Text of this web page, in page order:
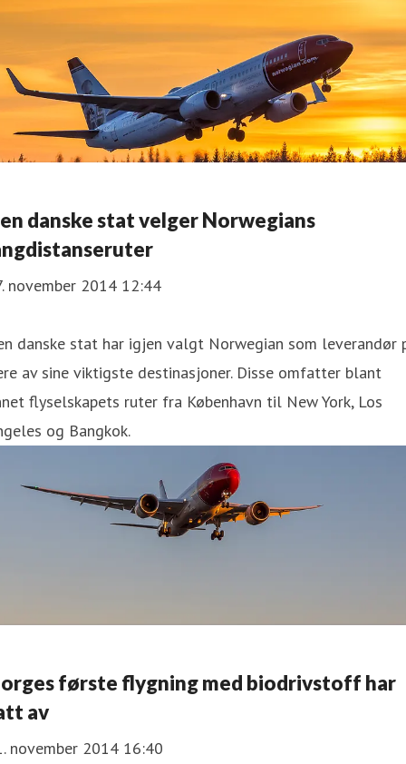
danske stat velger Norwegians
november 2014 12:44
danske stat har igjen valgt Norwegian som leverandør
av sine viktigste destinasjoner. Disse omfatter blant
flyselskapets ruter fra København til New York, Los
og Bangkok.
første flygning med biodrivstoff har
av
november 2014 16:40